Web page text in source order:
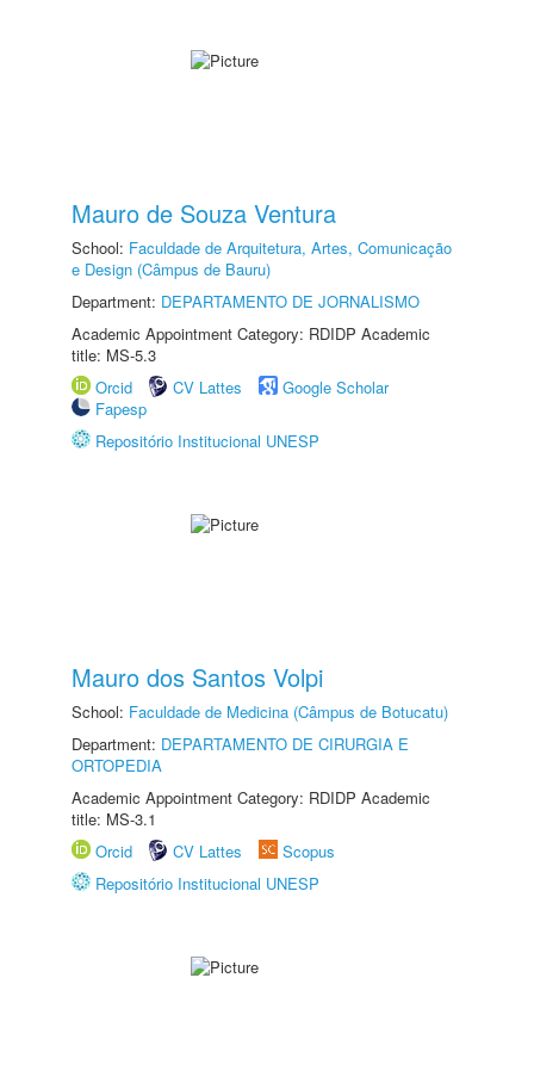
Mauro de Souza Ventura
School: Faculdade de Arquitetura, Artes, Comunicação
e Design (Câmpus de Bauru)
Department: DEPARTAMENTO DE JORNALISMO
Academic Appointment Category: RDIDP Academic
title: MS-5.3
Orcid
CV Lattes
Google Scholar
Fapesp
Repositório Institucional UNESP
Mauro dos Santos Volpi
School: Faculdade de Medicina (Câmpus de Botucatu)
Department: DEPARTAMENTO DE CIRURGIA E
ORTOPEDIA
Academic Appointment Category: RDIDP Academic
title: MS-3.1
Orcid
CV Lattes
Scopus
Repositório Institucional UNESP